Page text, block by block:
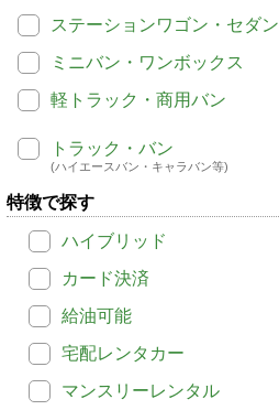
ステーションワゴン・セダン
ミニバン・ワンボックス
軽トラック・商用バン
トラック・バン
(ハイエースバン・キャラバン等)
特徴で探す
ハイブリッド
カード決済
給油可能
宅配レンタカー
マンスリーレンタル